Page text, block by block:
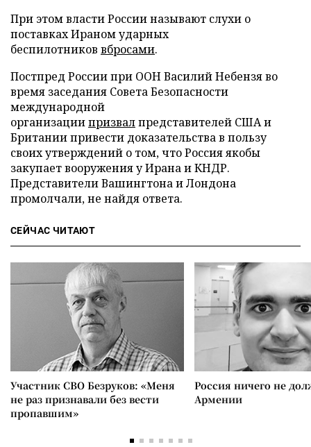
При этом власти России называют слухи о
поставках Ираном ударных
беспилотников вбросами.
Постпред России при ООН Василий Небензя во
время заседания Совета Безопасности
международной
организациипризвалпредставителей США и
Британии привести доказательства в пользу
своих утверждений о том, что Россия якобы
закупает вооружения у Ирана и КНДР.
Представители Вашингтона и Лондона
промолчали, не найдя ответа.
СЕЙЧАС ЧИТАЮТ
Участник СВО Безруков: «Меня
не раз признавали без вести
пропавшим»
Россия ничего не
Армении